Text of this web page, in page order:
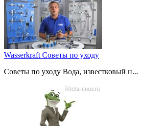
Wasserkraft Советы по уходу
Советы по уходу Вода, известковый н...